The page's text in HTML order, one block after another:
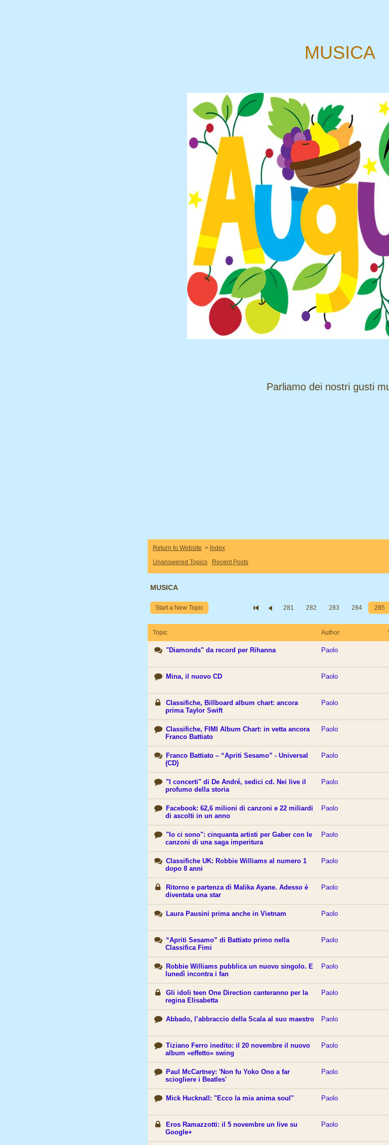
MUSICA
​​​​​​​Parliamo dei nostri gusti
Return to Website > Index
Unanswered Topics
Recent Posts
MUSICA
Start a New Topic 281 282 283 284 285
Topic Author
"Diamonds" da record per Rihanna Paolo
Mina, il nuovo CD Paolo
Classifiche, Billboard album chart: ancora
prima Taylor Swift
Paolo
Classifiche, FIMI Album Chart: in vetta ancora
Franco Battiato
Paolo
Franco Battiato – “Apriti Sesamo” - Universal
(CD)
Paolo
"I concerti" di De André, sedici cd. Nei live il
profumo della storia
Paolo
Facebook: 62,6 milioni di canzoni e 22 miliardi
di ascolti in un anno
Paolo
"Io ci sono": cinquanta artisti per Gaber con le
canzoni di una saga imperitura
Paolo
Classifiche UK: Robbie Williams al numero 1
dopo 8 anni
Paolo
Ritorno e partenza di Malika Ayane. Adesso è
diventata una star
Paolo
Laura Pausini prima anche in Vietnam Paolo
“Apriti Sesamo” di Battiato primo nella
Classifica Fimi
Paolo
Robbie Williams pubblica un nuovo singolo. E
lunedì incontra i fan
Paolo
Gli idoli teen One Direction canteranno per la
regina Elisabetta
Paolo
Abbado, l’abbraccio della Scala al suo maestro Paolo
Tiziano Ferro inedito: il 20 novembre il nuovo
album «effetto» swing
Paolo
Paul McCartney: 'Non fu Yoko Ono a far
sciogliere i Beatles'
Paolo
Mick Hucknall: "Ecco la mia anima soul" Paolo
Eros Ramazzotti: il 5 novembre un live su
Google+
Paolo